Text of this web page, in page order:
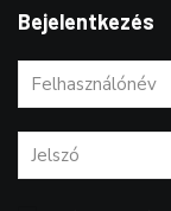
Bejelentkezés